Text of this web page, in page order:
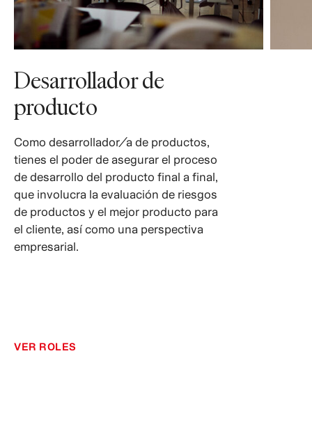
Desarrollador de
producto
Como desarrollador/a de productos,
tienes el poder de asegurar el proceso
de desarrollo del producto final a final,
que involucra la evaluación de riesgos
de productos y el mejor producto para
el cliente, así como una perspectiva
empresarial.
VER ROLES